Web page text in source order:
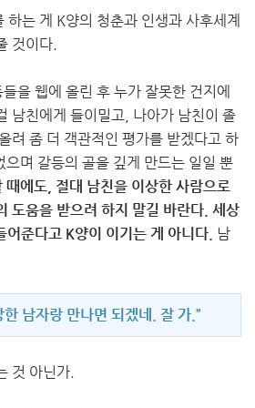
하는 게 K양의 청춘과 인생과 사후세계
것이다.
을 웹에 올린 후 누가 잘못한 건지에
남친에게 들이밀고, 나아가 남친이 졸
려 좀 더 객관적인 평가를 받겠다고 하
으며 갈등의 골을 깊게 만드는 일일 뿐
때에도, 절대 남친을 이상한 사람으로
도움을 받으려 하지 말길 바란다. 세상
준다고 K양이 이기는 게 아니다. 남
남자랑 만나면 되겠네. 잘 가.”
것 아닌가.